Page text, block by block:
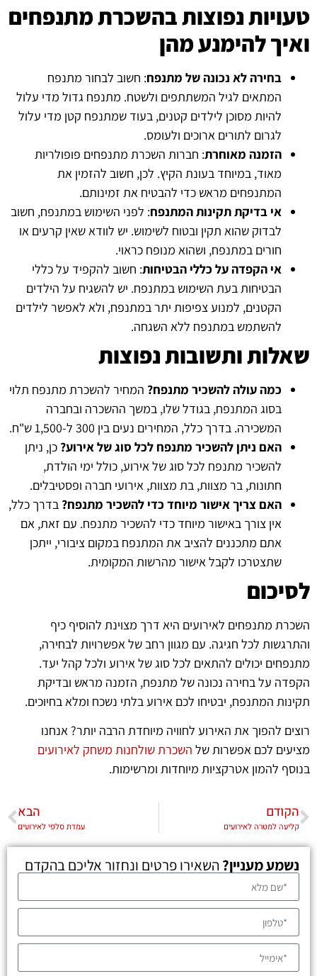
טעויות נפוצות בהשכרת מתנפחים
ואיך להימנע מהן
בחירה לא נכונה של מתנפח: חשוב לבחור מתנפח
המתאים לגיל המשתתפים ולשטח. מתנפח גדול מדי עלול
להיות מסוכן לילדים קטנים, בעוד שמתנפח קטן מדי עלול
לגרום לתורים ארוכים ולעומס.
הזמנה מאוחרת: חברות השכרת מתנפחים פופולריות
מאוד, במיוחד בעונת הקיץ. לכן, חשוב להזמין את
המתנפחים מראש כדי להבטיח את זמינותם.
אי בדיקת תקינות המתנפח: לפני השימוש במתנפח, חשוב
לבדוק שהוא תקין ובטוח לשימוש. יש לוודא שאין קרעים או
חורים במתנפח, ושהוא מנופח כראוי.
אי הקפדה על כללי הבטיחות: חשוב להקפיד על כללי
הבטיחות בעת השימוש במתנפח. יש להשגיח על הילדים
הקטנים, למנוע צפיפות יתר במתנפח, ולא לאפשר לילדים
להשתמש במתנפח ללא השגחה.
שאלות ותשובות נפוצות
כמה עולה להשכיר מתנפח? המחיר להשכרת מתנפח תלוי
בסוג המתנפח, בגודל שלו, במשך ההשכרה ובחברה
המשכירה. בדרך כלל, המחירים נעים בין 300 ל-1,500 ש"ח.
האם ניתן להשכיר מתנפח לכל סוג של אירוע? כן, ניתן
להשכיר מתנפח לכל סוג של אירוע, כולל ימי הולדת,
חתונות, בר מצוות, בת מצוות, אירועי חברה ופסטיבלים.
האם צריך אישור מיוחד כדי להשכיר מתנפח? בדרך כלל,
אין צורך באישור מיוחד כדי להשכיר מתנפח. עם זאת, אם
אתם מתכננים להציב את המתנפח במקום ציבורי, ייתכן
שתצטרכו לקבל אישור מהרשות המקומית.
לסיכום
השכרת מתנפחים לאירועים היא דרך מצוינת להוסיף כיף
והתרגשות לכל חגיגה. עם מגוון רחב של אפשרויות לבחירה,
מתנפחים יכולים להתאים לכל סוג של אירוע ולכל קהל יעד.
הקפדה על בחירה נכונה של מתנפח, הזמנה מראש ובדיקת
תקינות המתנפח, יבטיחו לכם אירוע בלתי נשכח ומלא בחיוכים.
רוצים להפוך את האירוע לחוויה מיוחדת הרבה יותר? אנחנו
מציעים לכם אפשרות של השכרת שולחנות משחק לאירועים
בנוסף להמון אטרקציות מיוחדות ומרשימות.
הקודם
קליעה למטרה לאירועים
הבא
עמדת סלפי לאירועים
נשמע מעניין? השאירו פרטים ונחזור אליכם בהקדם